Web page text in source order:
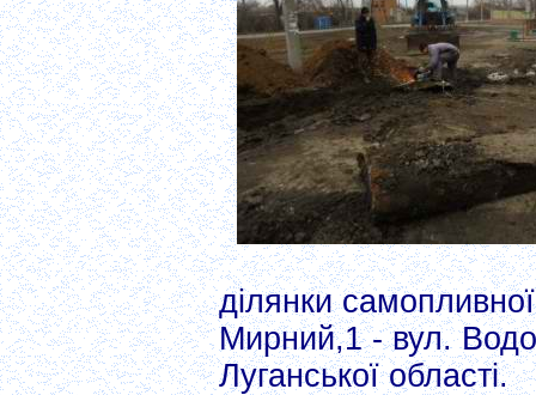
ділянки
Мирний,1 - вул.
Луганської області.